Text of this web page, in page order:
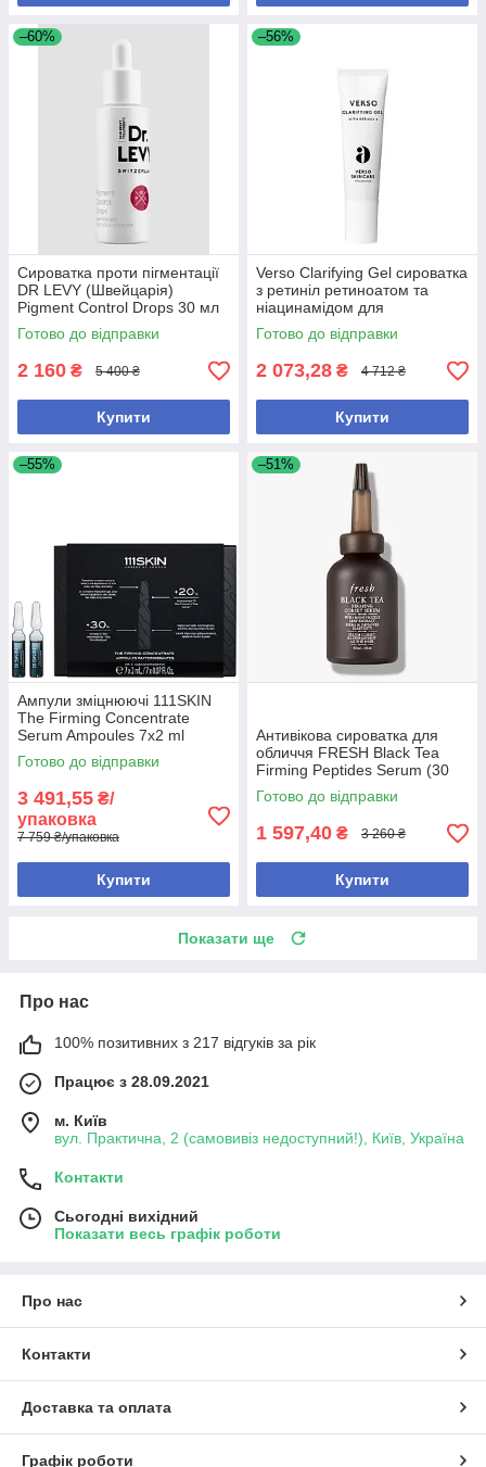
–60%
Сироватка проти пігментації
DR LEVY (Швейцарія)
Pigment Control Drops 30 мл
(без коробки, з набору)
Готово до відправки
2 160 ₴ 5 400 ₴
Купити
–56%
Verso Clarifying Gel сироватка
з ретиніл ретиноатом та
ніацинамідом для
проблемної шкіри, 30 мл (без
коробки, з набору)
Готово до відправки
2 073,28 ₴ 4 712 ₴
Купити
–55%
Ампули зміцнюючі 111SKIN
The Firming Concentrate
Serum Ampoules 7x2 ml
Готово до відправки
3 491,55 ₴/
упаковка
7 759 ₴/упаковка
Купити
–51%
Антивікова сироватка для
обличчя FRESH Black Tea
Firming Peptides Serum (30
мл)
Готово до відправки
1 597,40 ₴ 3 260 ₴
Купити
Показати ще
Про нас
100% позитивних з 217 відгуків за рік
Працює з 28.09.2021
м. Київ
вул. Практична, 2 (самовивіз недоступний!), Київ, Україна
Контакти
Сьогодні вихідний
Показати весь графік роботи
Про нас
Контакти
Доставка та оплата
Графік роботи